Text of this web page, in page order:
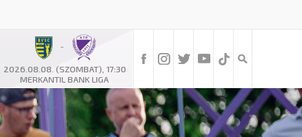
-
2026.08.08. (SZOMBAT), 17:30
MERKANTIL BANK LIGA